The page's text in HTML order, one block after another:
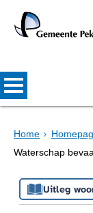
Home
Waterschap
Uitleg